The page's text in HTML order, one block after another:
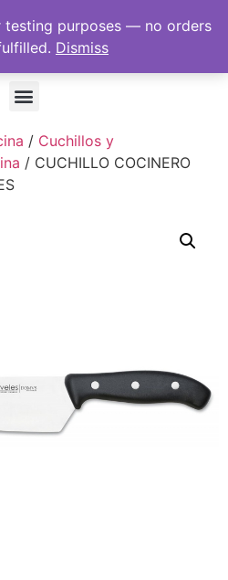
/ Cuchillos y
/ CUCHILLO COCINERO
testing purposes — no orders
Dismiss